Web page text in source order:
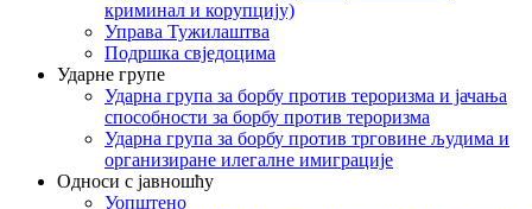
криминал и корупцију)
Управа Тужилаштва
Подршка свједоцима
Ударне групе
Ударна група за борбу против тероризма и јачања
способности за борбу против тероризма
Ударна група за борбу против трговине људима и
организиране илегалне имиграције
Односи с јавношћу
Уопштено